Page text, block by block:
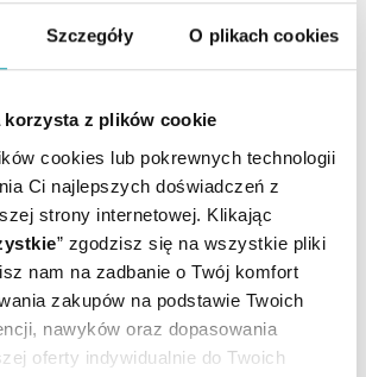
Szczegóły O plikach cookies
korzysta z plików cookie
cookies lub pokrewnych technologii
Ci najlepszych doświadczeń z
strony internetowej. Klikając
” zgodzisz się na wszystkie pliki
nam na zadbanie o Twój komfort
zakupów na podstawie Twoich
nawyków oraz dopasowania
oferty indywidualnie do Twoich